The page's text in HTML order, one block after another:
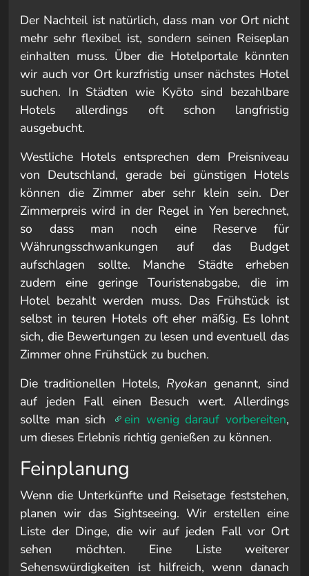
Der Nachteil ist natürlich, dass man vor Ort nicht
mehr sehr flexibel ist, sondern seinen Reiseplan
einhalten muss. Über die Hotelportale könnten
wir auch vor Ort kurzfristig unser nächstes Hotel
suchen. In Städten wie Kyōto sind bezahlbare
Hotels allerdings oft schon langfristig
ausgebucht.
Westliche Hotels entsprechen dem Preisniveau
von Deutschland, gerade bei günstigen Hotels
können die Zimmer aber sehr klein sein. Der
Zimmerpreis wird in der Regel in Yen berechnet,
so dass man noch eine Reserve für
Währungsschwankungen auf das Budget
aufschlagen sollte. Manche Städte erheben
zudem eine geringe Touristenabgabe, die im
Hotel bezahlt werden muss. Das Frühstück ist
selbst in teuren Hotels oft eher mäßig. Es lohnt
sich, die Bewertungen zu lesen und eventuell das
Zimmer ohne Frühstück zu buchen.
Die traditionellen Hotels, Ryokan genannt, sind
auf jeden Fall einen Besuch wert. Allerdings
sollte man sich
ein wenig darauf vorbereiten,
um dieses Erlebnis richtig genießen zu können.
Feinplanung
Wenn die Unterkünfte und Reisetage feststehen,
planen wir das Sightseeing. Wir erstellen eine
Liste der Dinge, die wir auf jeden Fall vor Ort
sehen möchten. Eine Liste weiterer
Sehenswürdigkeiten ist hilfreich, wenn danach